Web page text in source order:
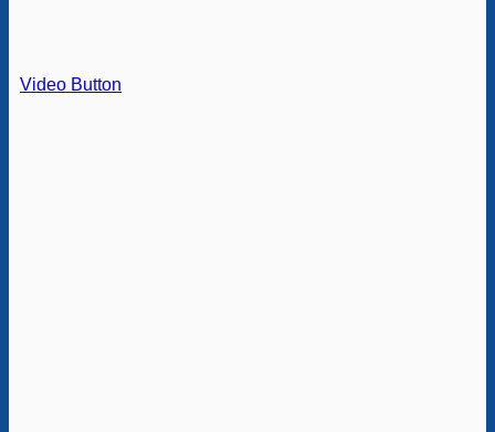
Video Button